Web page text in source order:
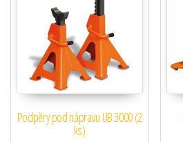
Podpěry pod nápravu UB 3000 (2
ks)